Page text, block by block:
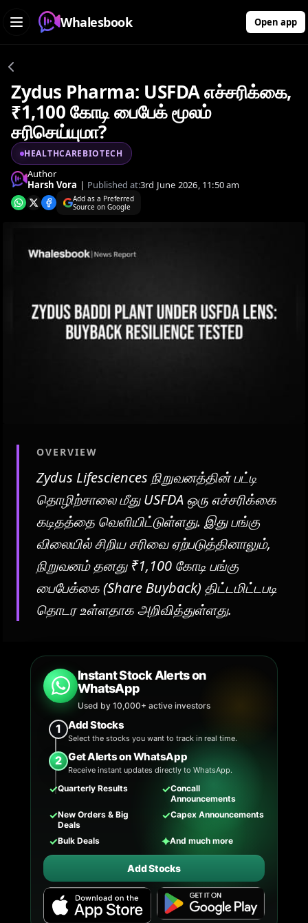
Whalesbook Open app
Zydus Pharma: USFDA எச்சரிக்கை,
₹1,100 கோடி பைபேக் மூலம்
சரிசெய்யுமா?
HEALTHCAREBIOTECH
Author
Harsh Vora | Published at:3rd June 2026, 11:50 am
Add as a Preferred
Source on Google
OVERVIEW
Zydus Lifesciences நிறுவனத்தின் பட்டி
தொழிற்சாலை மீது USFDA ஒரு எச்சரிக்கை
கடிதத்தை வெளியிட்டுள்ளது. இது பங்கு
விலையில் சிறிய சரிவை ஏற்படுத்தினாலும்,
நிறுவனம் தனது ₹1,100 கோடி பங்கு
பைபேக்கை (Share Buyback) திட்டமிட்டபடி
தொடர உள்ளதாக அறிவித்துள்ளது.
Instant Stock Alerts on
WhatsApp
Used by 10,000+ active investors
1 Add Stocks
Select the stocks you want to track in real time.
2 Get Alerts on WhatsApp
Receive instant updates directly to WhatsApp.
✓Quarterly Results ✓Concall
Announcements
✓New Orders & Big
Deals
✓Capex Announcements
✓Bulk Deals ✦And much more
Add Stocks